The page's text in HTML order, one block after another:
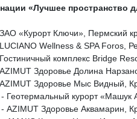
«Лучшее пространство
«Курорт Ключи», Пермский
Wellness & SPA Foros,
комплекс Bridge
Здоровье Долина
Здоровье Мыс Видный,
- Геотермальный курорт «Машук
- AZIMUT Здоровье Аквамарин,